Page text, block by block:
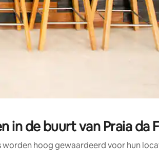
in de buurt van Praia da
hoog gewaardeerd voor hun